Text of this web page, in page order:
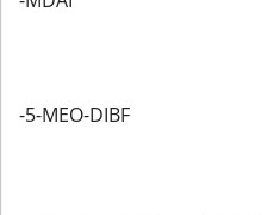
-5-MEO-DIBF